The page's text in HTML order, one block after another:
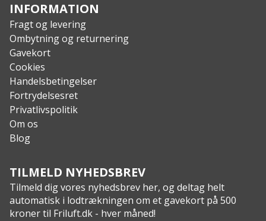
INFORMATION
Fragt og levering
Ombytning og returnering
Gavekort
Cookies
Handelsbetingelser
Fortrydelsesret
Privatlivspolitik
Om os
Blog
TILMELD NYHEDSBREV
Tilmeld dig vores nyhedsbrev her, og deltag helt
automatisk i lodtrækningen om et gavekort på 500
kroner til Friluft.dk - hver måned!